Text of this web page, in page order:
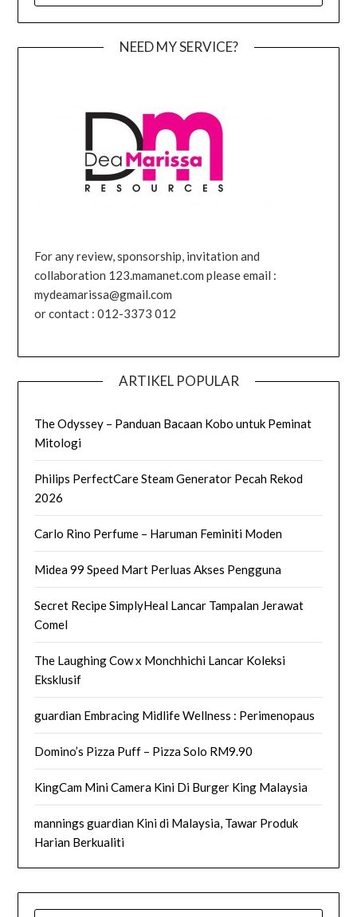
NEED MY SERVICE?
For any review, sponsorship, invitation and
collaboration 123.mamanet.com please email :
mydeamarissa@gmail.com
or contact : 012-3373 012
ARTIKEL POPULAR
The Odyssey – Panduan Bacaan Kobo untuk Peminat
Mitologi
Philips PerfectCare Steam Generator Pecah Rekod
2026
Carlo Rino Perfume – Haruman Feminiti Moden
Midea 99 Speed Mart Perluas Akses Pengguna
Secret Recipe SimplyHeal Lancar Tampalan Jerawat
Comel
The Laughing Cow x Monchhichi Lancar Koleksi
Eksklusif
guardian Embracing Midlife Wellness : Perimenopaus
Domino’s Pizza Puff – Pizza Solo RM9.90
KingCam Mini Camera Kini Di Burger King Malaysia
mannings guardian Kini di Malaysia, Tawar Produk
Harian Berkualiti